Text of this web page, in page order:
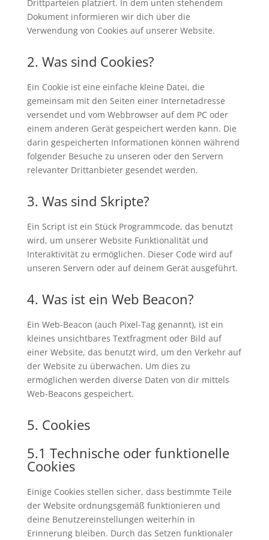
Drittparteien platziert. In dem unten stehendem
Dokument informieren wir dich über die
Verwendung von Cookies auf unserer Website.
2. Was sind Cookies?
Ein Cookie ist eine einfache kleine Datei, die
gemeinsam mit den Seiten einer Internetadresse
versendet und vom Webbrowser auf dem PC oder
einem anderen Gerät gespeichert werden kann. Die
darin gespeicherten Informationen können während
folgender Besuche zu unseren oder den Servern
relevanter Drittanbieter gesendet werden.
3. Was sind Skripte?
Ein Script ist ein Stück Programmcode, das benutzt
wird, um unserer Website Funktionalität und
Interaktivität zu ermöglichen. Dieser Code wird auf
unseren Servern oder auf deinem Gerät ausgeführt.
4. Was ist ein Web Beacon?
Ein Web-Beacon (auch Pixel-Tag genannt), ist ein
kleines unsichtbares Textfragment oder Bild auf
einer Website, das benutzt wird, um den Verkehr auf
der Website zu überwachen. Um dies zu
ermöglichen werden diverse Daten von dir mittels
Web-Beacons gespeichert.
5. Cookies
5.1 Technische oder funktionelle
Cookies
Einige Cookies stellen sicher, dass bestimmte Teile
der Website ordnungsgemäß funktionieren und
deine Benutzereinstellungen weiterhin in
Erinnerung bleiben. Durch das Setzen funktionaler